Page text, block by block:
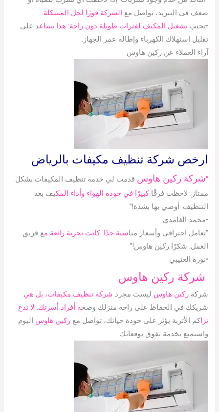
ضعف في التبريد، تواصل مع الشركة فورًا لحل المشكلة.
•تجنب تشغيل المكيف لفترات طويلة دون راحة: هذا يساعد على
تقليل استهلاك الكهرباء وإطالة عمر الجهاز.
آراء العملاء عن ركين هاوس
ارخص شركة تنظيف مكيفات بالرياض
“شركة ركين هاوس قدمت لي خدمة تنظيف المكيفات بشكل
ممتاز. لاحظت فرقًا كبيرًا في جودة الهواء وأداء المكيف بعد
التنظيف. أوصي بها بشدة!”
•محمد الغامدي
“تعامل احترافي وأسعار مناسبة جدًا. كانت تجربة رائعة مع فريق
العمل. شكرًا ركين هاوس!”
•نورة العتيبي
شركة ركين هاوس
شركة ركين هاوس ليست مجرد شركة تنظيف مكيفات، بل هي
شريكك في الحفاظ على راحة منزلك وصحة أفراد أسرتك. لا تدع
تراكم الأتربة يؤثر على جودة حياتك، تواصل مع ركين هاوس اليوم
واستمتع بخدمة تفوق توقعاتك.